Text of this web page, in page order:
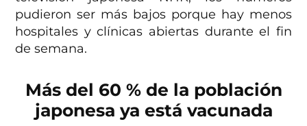
pudieron ser más bajos porque hay menos
hospitales y clínicas abiertas durante el fin
de semana.
Más del 60 % de la población
japonesa ya está vacunada